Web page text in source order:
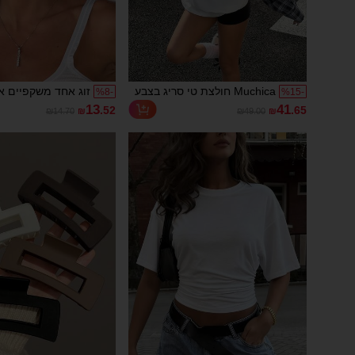
-
15
%
Muchica חולצת טי סריג בצבע
₪41.65
-
8
% זוג אחד משקפיים
קטנים עם חצי
בלעדי לטיולי חוף,
בסגנון רחוב
₪13.52